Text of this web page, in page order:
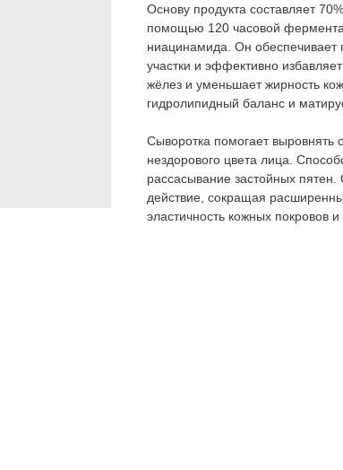
Основу продукта составляет
помощью 120 часовой
ниацинамида. Он обеспечивает
участки и эффективно
жёлез и уменьшает жирность
гидролипидный баланс и
Сыворотка помогает выровнять
нездорового цвета лица.
рассасывание застойных
действие, сокращая
эластичность кожных покровов